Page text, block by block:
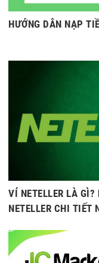
HƯỚNG DẪN NẠP
VÍ NETELLER LÀ
NETELLER CHI TIẾT